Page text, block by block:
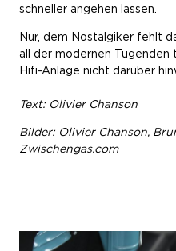
schneller angehen lassen.
Nur, dem Nostalgiker fehlt
all der modernen Tugenden
Hifi-Anlage nicht darüber
Text: Olivier Chanson
Bilder: Olivier Chanson,
Zwischengas.com